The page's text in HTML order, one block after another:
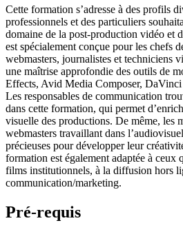
Cette formation s’adresse à des profils
professionnels et des particuliers
domaine de la post-production vidéo et
est spécialement conçue pour les chefs
webmasters, journalistes et techniciens
une maîtrise approfondie des outils de
Effects, Avid Media Composer,
Les responsables de communication
dans cette formation, qui permet
visuelle des productions. De même, les
webmasters travaillant dans
précieuses pour développer leur
formation est également adaptée à ceux
films institutionnels, à la diffusion hors
communication/marketing.
Pré-requis